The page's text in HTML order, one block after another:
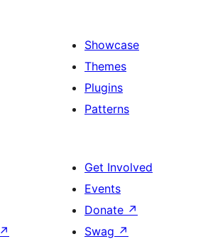
Showcase
Themes
Plugins
Patterns
↗
Get Involved
Events
Donate ↗
Swag ↗